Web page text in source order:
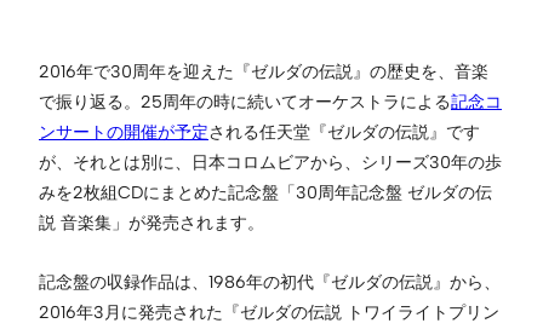
2016年で30周年を迎えた『ゼルダの伝説』の歴史を、音楽
で振り返る。25周年の時に続いてオーケストラによる記念コ
ンサートの開催が予定される任天堂『ゼルダの伝説』です
が、それとは別に、日本コロムビアから、シリーズ30年の歩
みを2枚組CDにまとめた記念盤「30周年記念盤 ゼルダの伝
説 音楽集」が発売されます。
記念盤の収録作品は、1986年の初代『ゼルダの伝説』から、
2016年3月に発売された『ゼルダの伝説 トワイライトプリン